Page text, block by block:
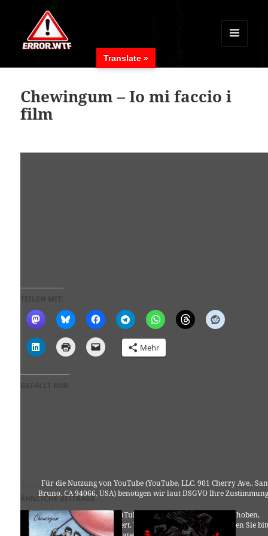
MENÜ
WIDGETS
Chewingum – Io mi faccio i
film
Für die Nutzung von YouTube (YouTube, LLC, 901 Cherry Ave., San
Bruno, CA 94066, USA) benötigen wir laut DSGVO Ihre
Es werden seitens YouTube personenbezogene Daten erhoben,
verarbeitet und gespeichert. Welche Daten genau entnehmen Sie
Mehr
ÄHNLICHE BEITRÄGE
Translate »